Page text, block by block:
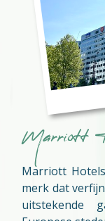
Marriott
Marriott
merk dat
uitstekende